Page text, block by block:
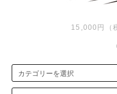
15,000円（